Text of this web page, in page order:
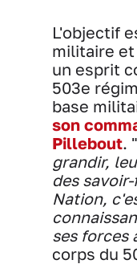
L'objectif
militaire et
un esprit
503e
base
son
Pillebout. "
grandir,
des
Nation,
ses forces
corps du